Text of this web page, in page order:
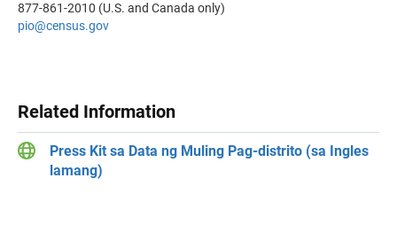
877-861-2010 (U.S. and Canada only)
pio@census.gov
Related Information
Press Kit sa Data ng Muling Pag-distrito (sa Ingles
lamang)